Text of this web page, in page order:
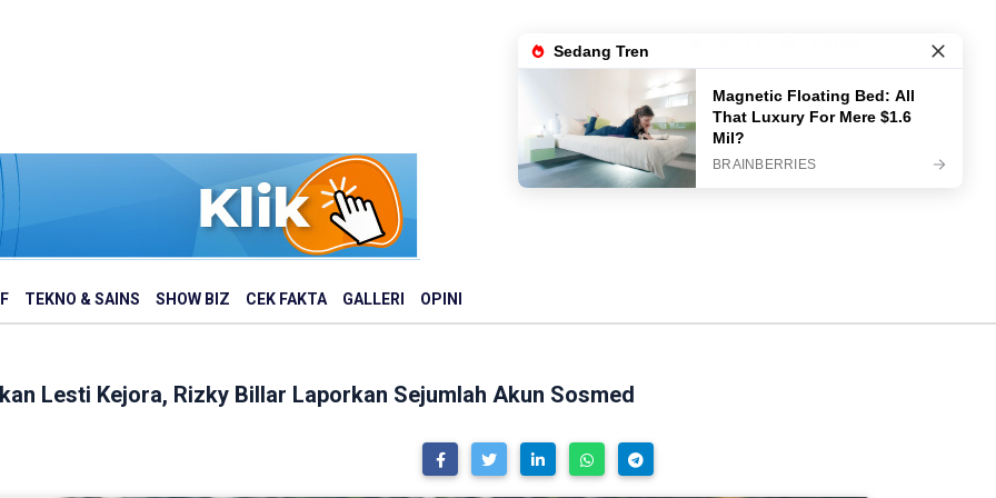
TEKNO & SAINS SHOW BIZ CEK FAKTA GALLERI OPINI
Lesti Kejora, Rizky Billar Laporkan Sejumlah Akun Sosmed